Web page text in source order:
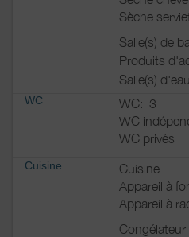
Sèche
Salle(s) de
Produits
Salle(s)
WC WC: 3
WC
WC privés
Cuisine
Cuisine
Appareil à
Appareil à
Congélateur